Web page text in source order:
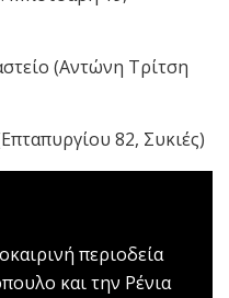
(Αντώνη Τρίτση
82, Συκιές)
περιοδεία
και την Ρένια